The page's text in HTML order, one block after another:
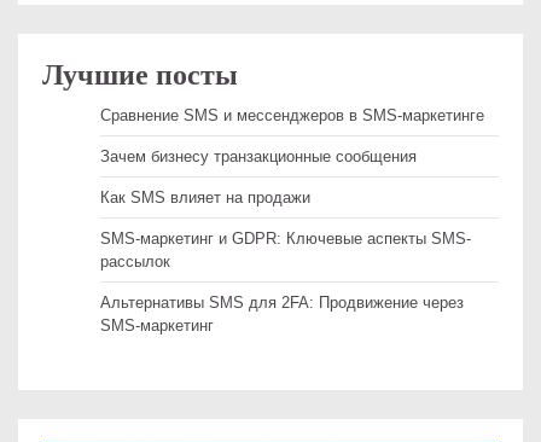
Лучшие посты
Сравнение SMS и мессенджеров в SMS-маркетинге
Зачем бизнесу транзакционные сообщения
Как SMS влияет на продажи
SMS-маркетинг и GDPR: Ключевые аспекты SMS-
рассылок
Альтернативы SMS для 2FA: Продвижение через
SMS-маркетинг